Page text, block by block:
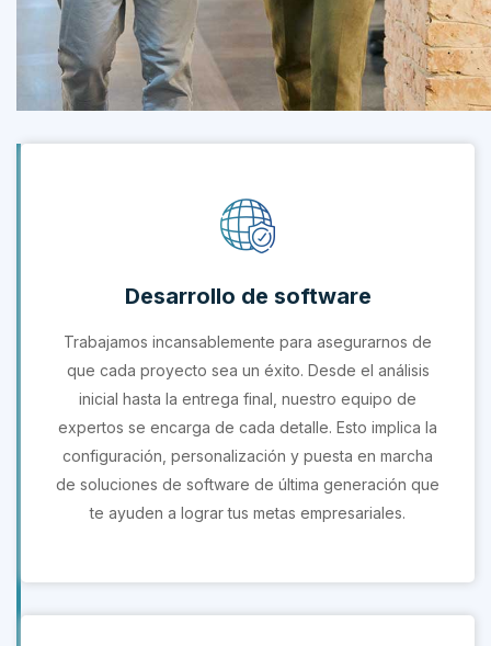
Desarrollo de software
Trabajamos incansablemente para asegurarnos de
que cada proyecto sea un éxito. Desde el análisis
inicial hasta la entrega final, nuestro equipo de
expertos se encarga de cada detalle. Esto implica la
configuración, personalización y puesta en marcha
de soluciones de software de última generación que
te ayuden a lograr tus metas empresariales.